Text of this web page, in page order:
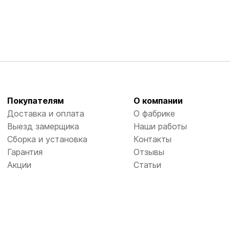
Покупателям
Доставка и оплата
Выезд замерщика
Сборка и установка
Гарантия
Акции
О компании
О фабрике
Наши работы
Контакты
Отзывы
Статьи